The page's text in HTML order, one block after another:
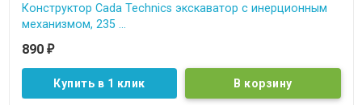
Конструктор Cada Technics экскаватор c инерционным
механизмом, 235 ...
890 ₽
Купить в 1 клик